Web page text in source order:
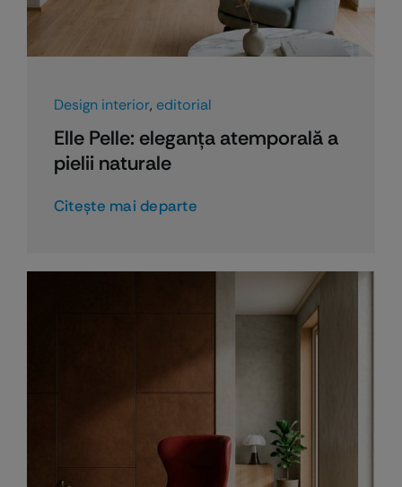
Design interior, editorial
Elle Pelle: eleganța atemporală a
pielii naturale
Citeşte mai departe